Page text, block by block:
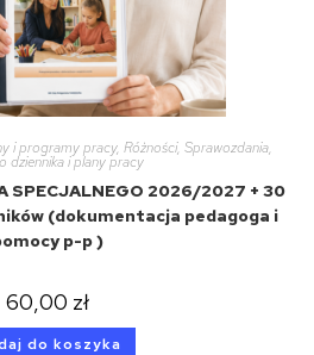
i programy pracy, Różności, Sprawozdania,
dziennika i plany pracy
SPECJALNEGO 2026/2027 + 30
(dokumentacja pedagoga i
p-p )
60,00 zł
do koszyka